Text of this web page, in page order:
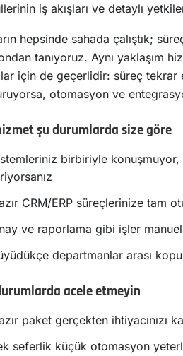
iş akışları ve detaylı
hepsinde sahada çalıştık;
tanıyoruz. Aynı yaklaşım
için de geçerlidir: süreç
otomasyon ve
şu durumlarda size göre
birbiriyle konuşmuyor,
CRM/ERP süreçlerinize tam
ve raporlama gibi işler
departmanlar arası
acele etmeyin
paket gerçekten ihtiyacınızı
seferlik küçük otomasyon